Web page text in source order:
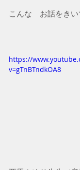
こんな　お話をきい
https://
v=gTnBTndkOA8